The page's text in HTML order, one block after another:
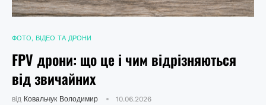
ФОТО, ВІДЕО ТА ДРОНИ
FPV дрони: що це і чим відрізняються
від звичайних
від Ковальчук Володимир 10.06.2026